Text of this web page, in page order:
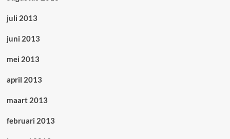
juli 2013
juni 2013
mei 2013
april 2013
maart 2013
februari 2013